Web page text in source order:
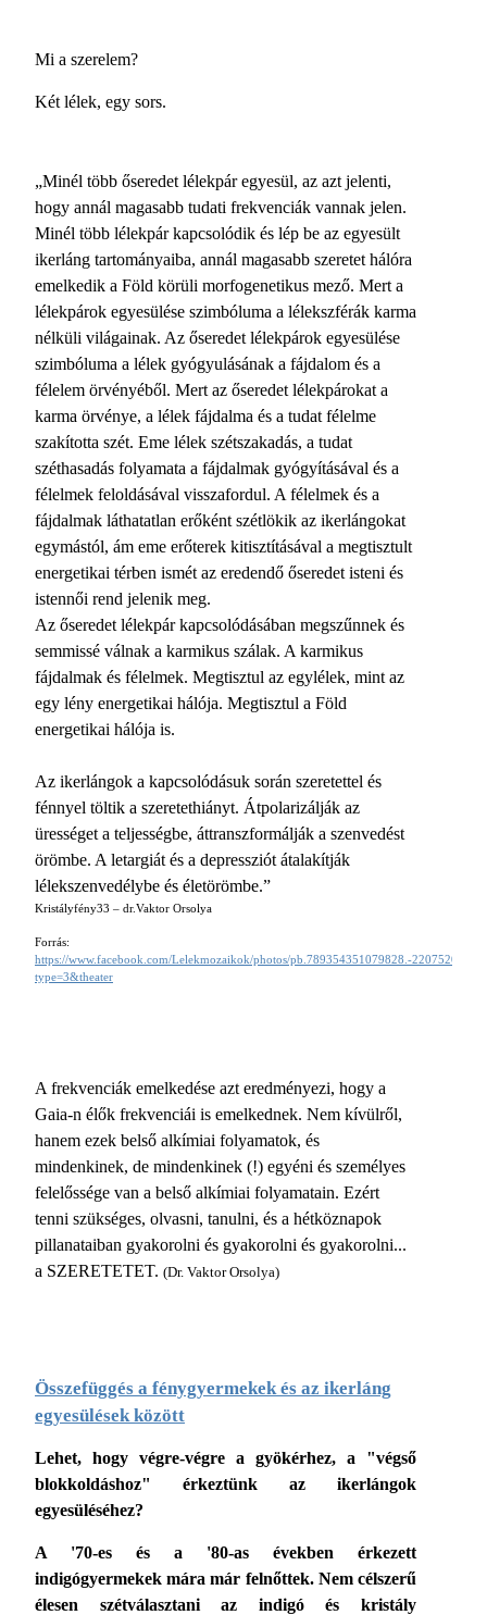
Mi a szerelem?
Két lélek, egy sors.
„Minél több őseredet lélekpár egyesül, az azt jelenti,
hogy annál magasabb tudati frekvenciák vannak jelen.
Minél több lélekpár kapcsolódik és lép be az egyesült
ikerláng tartományaiba, annál magasabb szeretet hálóra
emelkedik a Föld körüli morfogenetikus mező. Mert a
lélekpárok egyesülése szimbóluma a lélekszférák karma
nélküli világainak. Az őseredet lélekpárok egyesülése
szimbóluma a lélek gyógyulásának a fájdalom és a
félelem örvényéből. Mert az őseredet lélekpárokat a
karma örvénye, a lélek fájdalma és a tudat félelme
szakította szét. Eme lélek szétszakadás, a tudat
széthasadás folyamata a fájdalmak gyógyításával és a
félelmek feloldásával visszafordul. A félelmek és a
fájdalmak láthatatlan erőként szétlökik az ikerlángokat
egymástól, ám eme erőterek kitisztításával a megtisztult
energetikai térben ismét az eredendő őseredet isteni és
istennői rend jelenik meg.
Az őseredet lélekpár kapcsolódásában megszűnnek és
semmissé válnak a karmikus szálak. A karmikus
fájdalmak és félelmek. Megtisztul az egylélek, mint az
egy lény energetikai hálója. Megtisztul a Föld
energetikai hálója is.
Az ikerlángok a kapcsolódásuk során szeretettel és
fénnyel töltik a szeretethiányt. Átpolarizálják az
ürességet a teljességbe, áttranszformálják a szenvedést
örömbe. A letargiát és a depressziót átalakítják
lélekszenvedélybe és életörömbe.”
Kristályfény33 – dr.Vaktor Orsolya
Forrás:
https://www.facebook.com/Lelekmozaikok/photos/pb.789354351079828.-
type=3&theater
A frekvenciák emelkedése azt eredményezi, hogy a
Gaia-n élők frekvenciái is emelkednek. Nem kívülről,
hanem ezek belső alkímiai folyamatok, és
mindenkinek, de mindenkinek (!) egyéni és személyes
felelőssége van a belső alkímiai folyamatain. Ezért
tenni szükséges, olvasni, tanulni, és a hétköznapok
pillanataiban gyakorolni és gyakorolni és gyakorolni...
a SZERETETET. (Dr. Vaktor Orsolya)
Összefüggés a fénygyermekek és az ikerláng
egyesülések között
Lehet, hogy végre-végre a gyökérhez, a "végső
blokkoldáshoz" érkeztünk az ikerlángok
egyesüléséhez?
A '70-es és a '80-as években érkezett
indigógyermekek mára már felnőttek. Nem célszerű
élesen szétválasztani az indigó és kristály